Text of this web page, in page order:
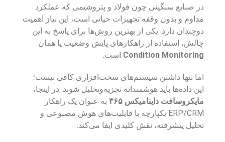
در صنایع سنگینی چون فولاد و پتروشیمی که عملکرد
مداوم و بدون وقفه تجهیزات حیاتی است، این نیاز اهمیت
دوچندان دارد. یکی از بهترین روش‌ها برای پاسخ به این
چالش، استفاده از راهکارهای پایش وضعیت یا همان
Condition Monitoring است.
اما تنها داشتن سیستم‌های سخت‌افزاری کافی نیست؛
این داده‌ها باید هوشمندانه تجزیه‌وتحلیل شوند. در اینجا،
مایکروسافت داینامیکس ۳۶۵
به عنوان یک راهکار
ERP/CRM یکپارچه با قابلیت‌های هوش مصنوعی و
تحلیل پیشرفته، نقش کلیدی ایفا می‌کند.